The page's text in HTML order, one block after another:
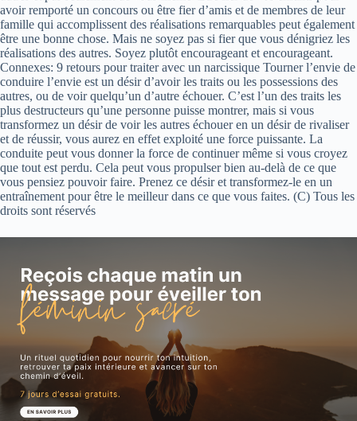
avoir remporté un concours ou être fier d’amis et de membres de leur
famille qui accomplissent des réalisations remarquables peut également
être une bonne chose. Mais ne soyez pas si fier que vous dénigriez les
réalisations des autres. Soyez plutôt encourageant et encourageant.
Connexes: 9 retours pour traiter avec un narcissique Tourner l’envie de
conduire l’envie est un désir d’avoir les traits ou les possessions des
autres, ou de voir quelqu’un d’autre échouer. C’est l’un des traits les
plus destructeurs qu’une personne puisse montrer, mais si vous
transformez un désir de voir les autres échouer en un désir de rivaliser
et de réussir, vous aurez en effet exploité une force puissante. La
conduite peut vous donner la force de continuer même si vous croyez
que tout est perdu. Cela peut vous propulser bien au-delà de ce que
vous pensiez pouvoir faire. Prenez ce désir et transformez-le en un
entraînement pour être le meilleur dans ce que vous faites. (C) Tous les
droits sont réservés